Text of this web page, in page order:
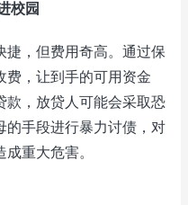
校园
，但费用奇高。通过保
费，让到手的可用资金
款，放贷人可能会采取恐
的手段进行暴力讨债，对
重大危害。